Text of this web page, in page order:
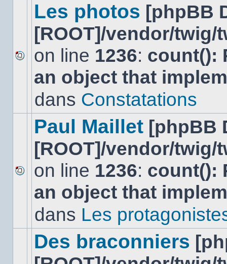
Aucun
nouveau
message
sujet.
Les photos [phpBB
[ROOT]/vendor/
on line 1236: count():
an object that
dans Constatations
Aucun
nouveau
message
sujet.
Paul Maillet [phpBB
[ROOT]/vendor/
on line 1236: count():
an object that
dans Les
Des braconniers